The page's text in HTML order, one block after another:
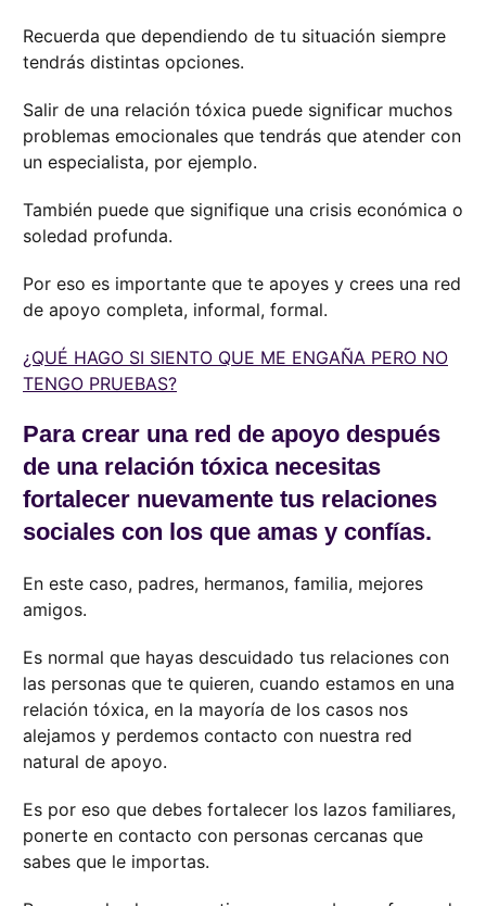
Recuerda que dependiendo de tu situación siempre
tendrás distintas opciones.
Salir de una relación tóxica puede significar muchos
problemas emocionales que tendrás que atender con
un especialista, por ejemplo.
También puede que signifique una crisis económica o
soledad profunda.
Por eso es importante que te apoyes y crees una red
de apoyo completa, informal, formal.
¿QUÉ HAGO SI SIENTO QUE ME ENGAÑA PERO NO
TENGO PRUEBAS?
Para crear una red de apoyo después
de una relación tóxica necesitas
fortalecer nuevamente tus relaciones
sociales con los que amas y confías.
En este caso, padres, hermanos, familia, mejores
amigos.
Es normal que hayas descuidado tus relaciones con
las personas que te quieren, cuando estamos en una
relación tóxica, en la mayoría de los casos nos
alejamos y perdemos contacto con nuestra red
natural de apoyo.
Es por eso que debes fortalecer los lazos familiares,
ponerte en contacto con personas cercanas que
sabes que le importas.